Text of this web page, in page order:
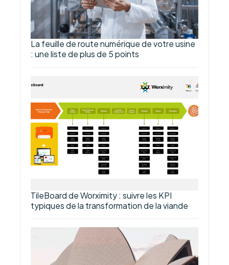
La feuille de route numérique de votre usine
: une liste de plus de 5 points
TileBoard de Worximity : suivre les KPI
typiques de la transformation de la viande